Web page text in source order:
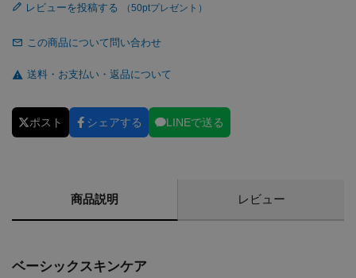
レビューを投稿する
この商品について問い合わせ
送料・お支払い・返品について
ポスト シェアする LINEで送る
商品説明 レビュー
ベーシックスキンケア